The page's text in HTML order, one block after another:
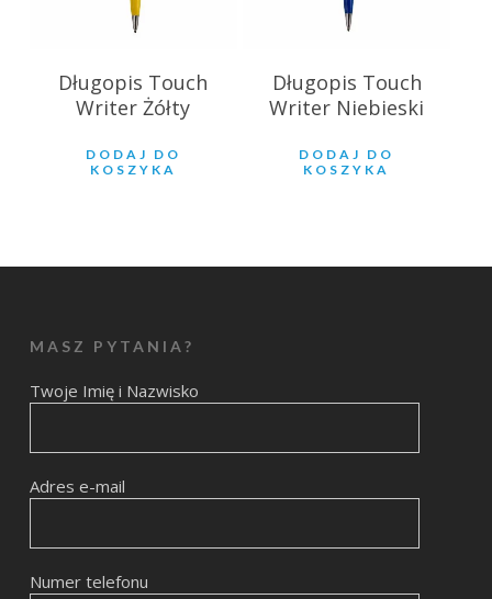
Długopis Touch
Writer Żółty
DODAJ DO
KOSZYKA
Długopis Touch
Writer Niebieski
DODAJ DO
KOSZYKA
MASZ PYTANIA?
Twoje Imię i Nazwisko
Adres e-mail
Numer telefonu